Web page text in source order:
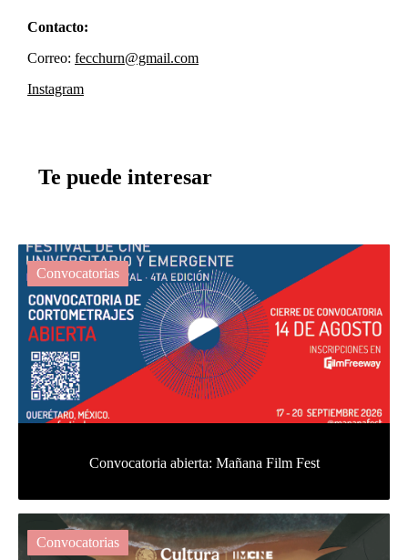
Contacto:
Correo: fecchurn@gmail.com
Instagram
Te puede interesar
Convocatorias
Convocatoria abierta: Mañana Film Fest
Convocatorias